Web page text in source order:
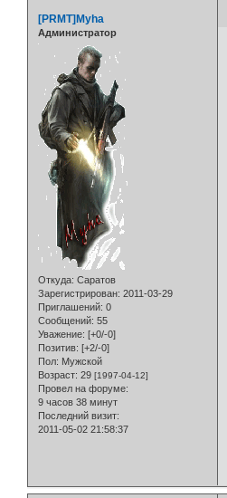
[PRMT]Myha
Администратор
Откуда: Саратов
Зарегистрирован: 2011-03-29
Приглашений: 0
Сообщений: 55
Уважение: [+0/-0]
Позитив: [+2/-0]
Пол: Мужской
Возраст: 29 [1997-04-12]
Провел на форуме:
9 часов 38 минут
Последний визит:
2011-05-02 21:58:37